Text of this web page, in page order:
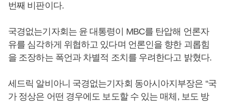
번째 비판이다.
국경없는기자회는 윤 대통령이 MBC를 탄압해 언론자
유를 심각하게 위협하고 있다며 언론인을 향한 괴롭힘
을 조장하는 폭언과 차별적 조치를 우려한다고 밝혔다.
세드릭 알비아니 국경없는기자회 동아시아지부장은 “국
가 정상은 어떤 경우에도 보도할 수 있는 매체, 보도 방